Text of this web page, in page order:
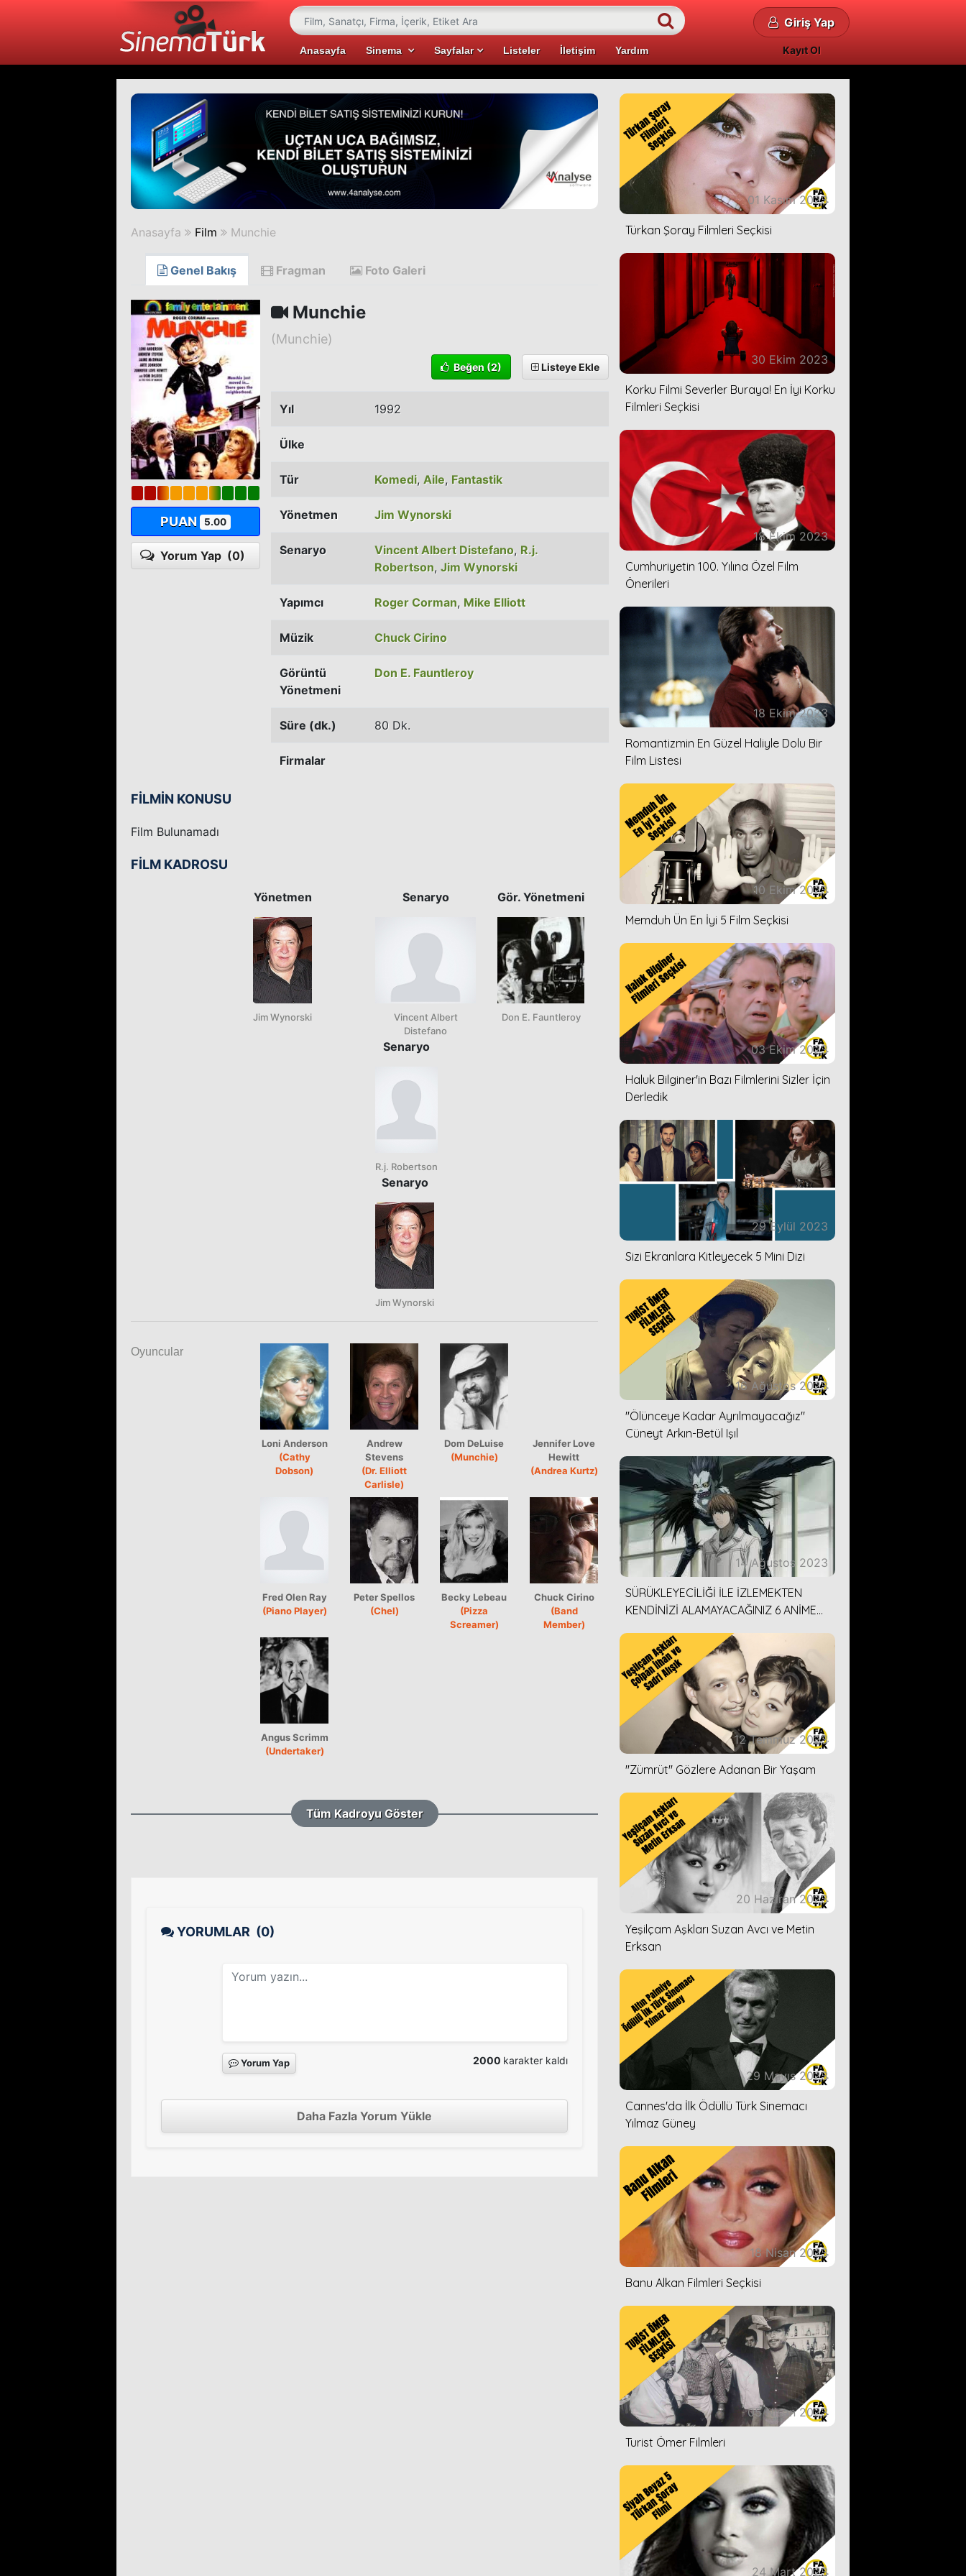
Anasayfa Sinema Sayfalar Listeler İletişim Yardım
Giriş Yap
Kayıt Ol
Anasayfa Film Munchie
Genel Bakış Fragman Foto Galeri
PUAN 5.00
Yorum Yap (0)
Munchie
(Munchie)
Beğen (2) Listeye Ekle
Yıl 1992
Ülke
Tür Komedi, Aile, Fantastik
Yönetmen Jim Wynorski
Senaryo Vincent Albert Distefano, R.j.
Robertson, Jim Wynorski
Yapımcı Roger Corman, Mike Elliott
Müzik Chuck Cirino
Görüntü
Yönetmeni
Don E. Fauntleroy
Süre (dk.) 80 Dk.
Firmalar
FİLMİN KONUSU
Film Bulunamadı
FİLM KADROSU
Yönetmen
Jim Wynorski
Senaryo
Vincent Albert
Distefano
Senaryo
R.j. Robertson
Senaryo
Jim Wynorski
Gör. Yönetmeni
Don E. Fauntleroy
Oyuncular
Loni Anderson
(Cathy
Dobson)
Andrew
Stevens
(Dr. Elliott
Carlisle)
Dom DeLuise
(Munchie)
Jennifer Love
Hewitt
(Andrea Kurtz)
Fred Olen Ray
(Piano Player)
Peter Spellos
(Chel)
Becky Lebeau
(Pizza
Screamer)
Chuck Cirino
(Band
Member)
Angus Scrimm
(Undertaker)
Tüm Kadroyu Göster
YORUMLAR (0)
Yorum Yap 2000 karakter kaldı
Daha Fazla Yorum Yükle
01 Kasım 2023
Türkan Şoray Filmleri Seçkisi
30 Ekim 2023
Korku Filmi Severler Buraya! En İyi Korku
Filmleri Seçkisi
18 Ekim 2023
Cumhuriyetin 100. Yılına Özel Film
Önerileri
18 Ekim 2023
Romantizmin En Güzel Haliyle Dolu Bir
Film Listesi
10 Ekim 2023
Memduh Ün En İyi 5 Film Seçkisi
03 Ekim 2023
Haluk Bilginer'in Bazı Filmlerini Sizler İçin
Derledik
29 Eylül 2023
Sizi Ekranlara Kitleyecek 5 Mini Dizi
16 Ağustos 2023
''Ölünceye Kadar Ayrılmayacağız''
Cüneyt Arkın-Betül Işıl
14 Ağustos 2023
SÜRÜKLEYECİLİĞİ İLE İZLEMEKTEN
KENDİNİZİ ALAMAYACAĞINIZ 6 ANİME
12 Temmuz 2023
''Zümrüt'' Gözlere Adanan Bir Yaşam
20 Haziran 2023
Yeşilçam Aşkları Suzan Avcı ve Metin
Erksan
29 Mayıs 2023
Cannes'da İlk Ödüllü Türk Sinemacı
Yılmaz Güney
18 Nisan 2023
Banu Alkan Filmleri Seçkisi
05 Nisan 2023
Turist Ömer Filmleri
24 Mart 2023